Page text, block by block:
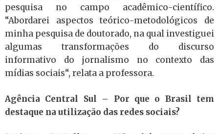
pesquisa no campo acadêmico-científico.
“Abordarei aspectos teórico-metodológicos de
minha pesquisa de doutorado, na qual investiguei
algumas transformações do discurso
informativo do jornalismo no contexto das
mídias sociais“, relata a professora.
Agência Central Sul – Por que o Brasil tem
destaque na utilização das redes sociais?